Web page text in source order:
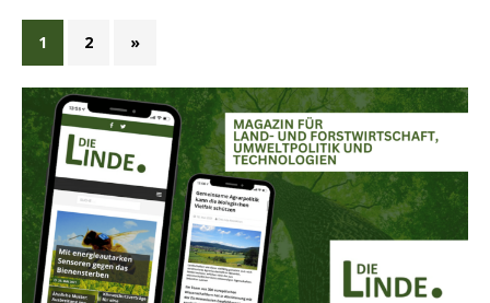
1 2 »